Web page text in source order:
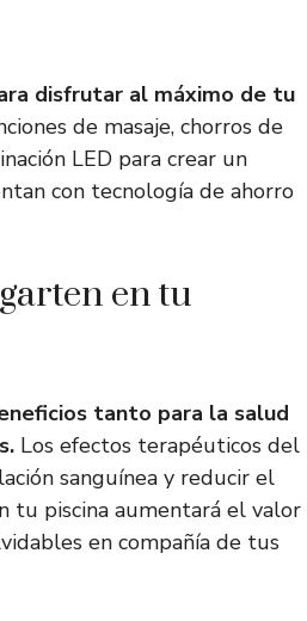
disfrutar al máximo de tu
de masaje, chorros de
LED para crear un
con tecnología de ahorro
en tu
tanto para la salud
Los efectos terapéuticos del
sanguínea y reducir el
tu piscina aumentará el valor
en compañía de tus